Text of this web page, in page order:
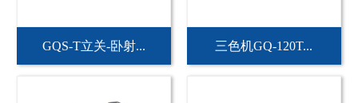
GQS-T立关-卧射... 三色机GQ-120T...